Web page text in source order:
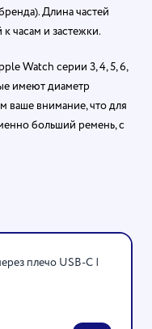
Длина частей
к часам и застежки.
Watch серии 3, 4, 5, 6,
имеют диаметр
ваше внимание, что для
больший ремень, с
плечо USB-C |